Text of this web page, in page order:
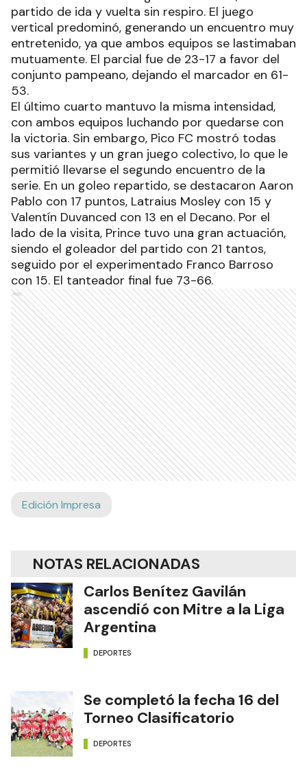
partido de ida y vuelta sin respiro. El juego
vertical predominó, generando un encuentro muy
entretenido, ya que ambos equipos se lastimaban
mutuamente. El parcial fue de 23-17 a favor del
conjunto pampeano, dejando el marcador en 61-
53.
El último cuarto mantuvo la misma intensidad,
con ambos equipos luchando por quedarse con
la victoria. Sin embargo, Pico FC mostró todas
sus variantes y un gran juego colectivo, lo que le
permitió llevarse el segundo encuentro de la
serie. En un goleo repartido, se destacaron Aaron
Pablo con 17 puntos, Latraius Mosley con 15 y
Valentín Duvanced con 13 en el Decano. Por el
lado de la visita, Prince tuvo una gran actuación,
siendo el goleador del partido con 21 tantos,
seguido por el experimentado Franco Barroso
con 15. El tanteador final fue 73-66.
Ads
Edición Impresa
NOTAS RELACIONADAS
Carlos Benítez Gavilán
ascendió con Mitre a la Liga
Argentina
DEPORTES
Se completó la fecha 16 del
Torneo Clasificatorio
DEPORTES